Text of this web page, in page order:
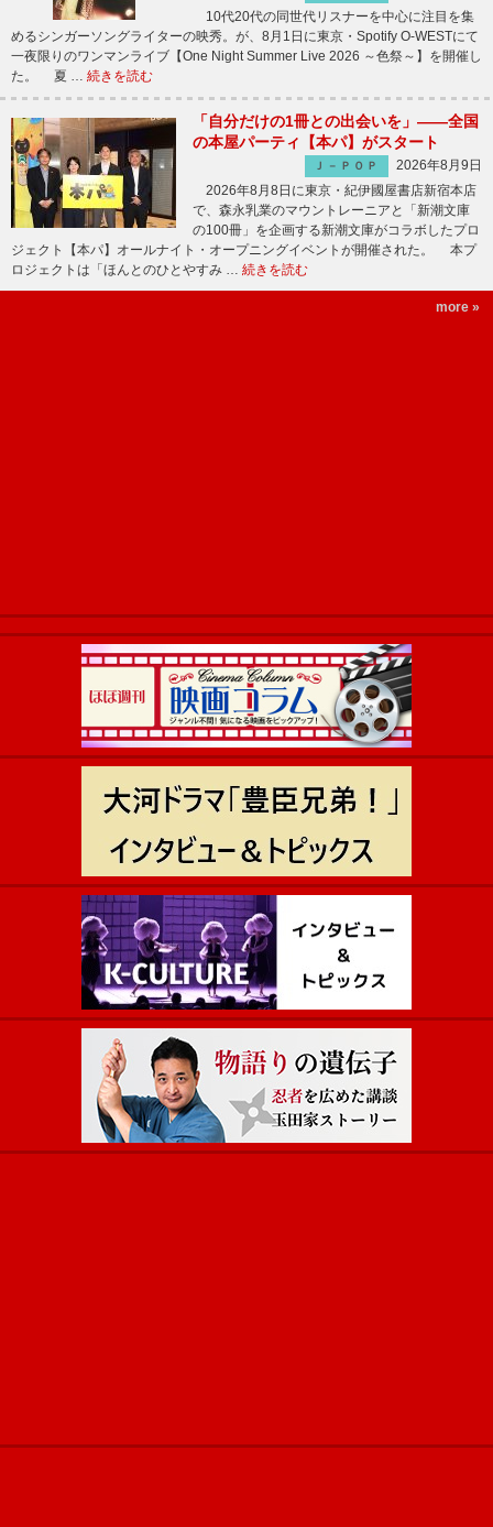
10代20代の同世代リスナーを中心に注目を集
めるシンガーソングライターの映秀。が、8月1日に東京・Spotify O-WESTにて
一夜限りのワンマンライブ【One Night Summer Live 2026 ～色祭～】を開催し
た。 夏 … 続きを読む
「自分だけの1冊との出会いを」――全国
の本屋パーティ【本パ】がスタート
Ｊ－ＰＯＰ
2026年8月9日
2026年8月8日に東京・紀伊國屋書店新宿本店
で、森永乳業のマウントレーニアと「新潮文庫
の100冊」を企画する新潮文庫がコラボしたプロ
ジェクト【本パ】オールナイト・オープニングイベントが開催された。 本プ
ロジェクトは「ほんとのひとやすみ … 続きを読む
more »